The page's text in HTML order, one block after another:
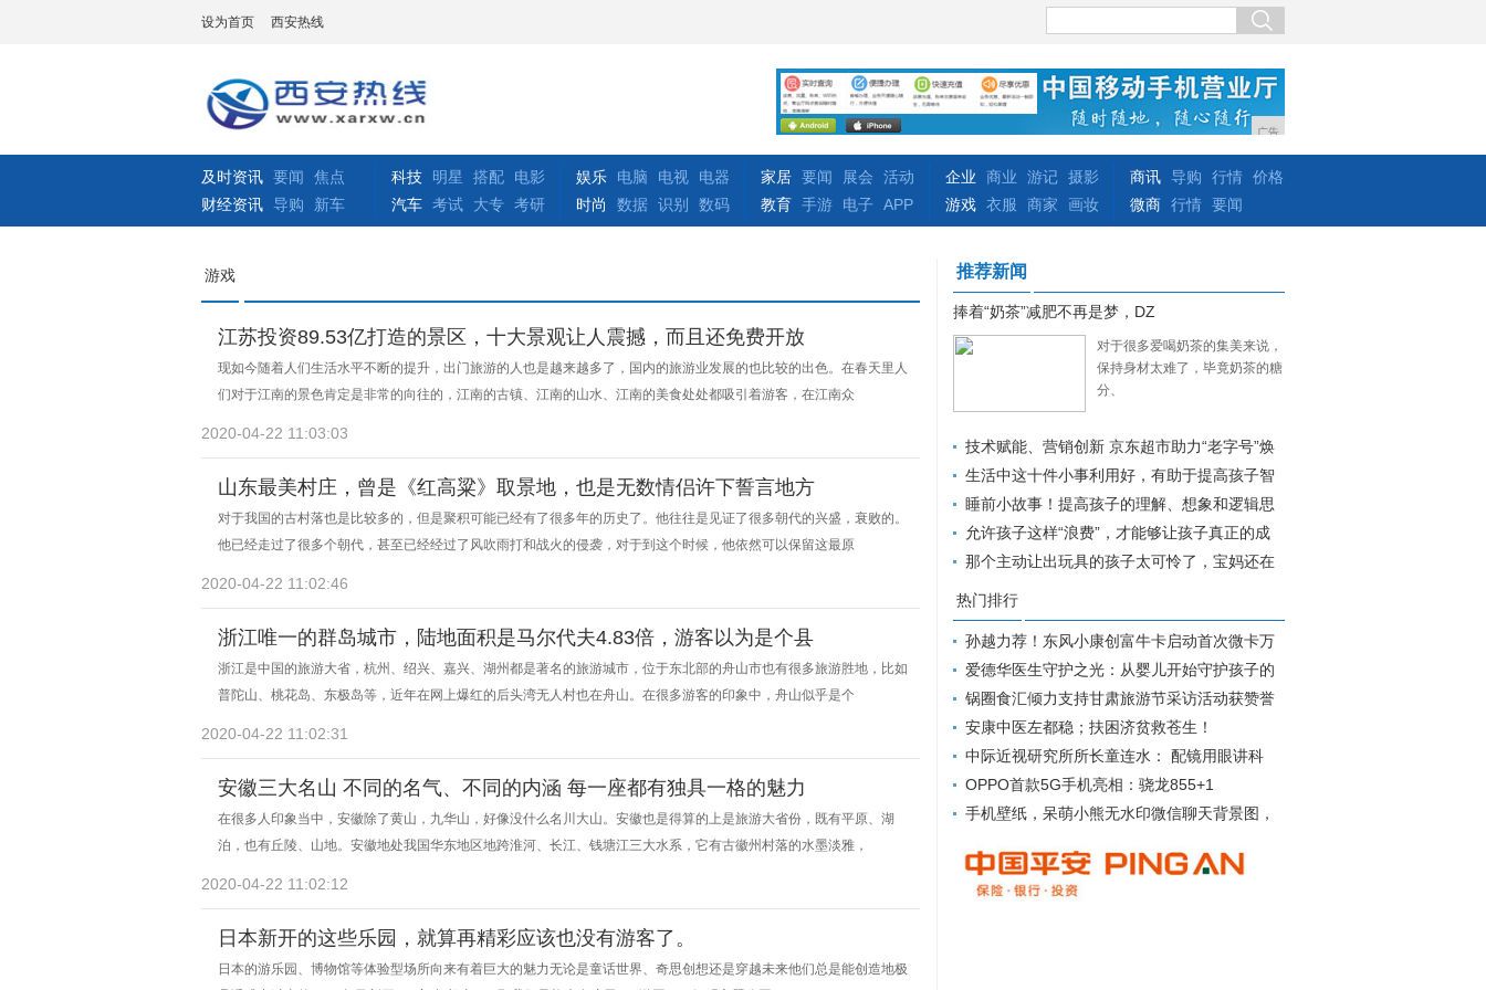
设为首页 西安热线
广告
及时资讯 要闻
焦点
财经资讯 导购 新车
科技 明星 搭配
电影
汽车 考试 大专 考研
娱乐 电脑 电视
电器
时尚
数据 识别 数码
家居 要闻 展会
活动
教育 手游 电子 APP
企业 商业 游记 摄影
游戏 衣服 商家 画妆
商讯 导购 行情 价格
微商 行情 要闻
游戏
江苏投资89.53亿打造的景区，十大景观让人震撼，而且还免费开放
现如今随着人们生活水平不断的提升，出门旅游的人也是越来越多了，国内的旅游业发展的也比较的出色。在春天里人
们对于江南的景色肯定是非常的向往的，江南的古镇、江南的山水、江南的美食处处都吸引着游客，在江南众
2020-04-22 11:03:03
山东最美村庄，曾是《红高粱》取景地，也是无数情侣许下誓言地方
对于我国的古村落也是比较多的，但是聚积可能已经有了很多年的历史了。他往往是见证了很多朝代的兴盛，衰败的。
他已经走过了很多个朝代，甚至已经经过了风吹雨打和战火的侵袭，对于到这个时候，他依然可以保留这最原
2020-04-22 11:02:46
浙江唯一的群岛城市，陆地面积是马尔代夫4.83倍，游客以为是个县
浙江是中国的旅游大省，杭州、绍兴、嘉兴、湖州都是著名的旅游城市，位于东北部的舟山市也有很多旅游胜地，比如
普陀山、桃花岛、东极岛等，近年在网上爆红的后头湾无人村也在舟山。在很多游客的印象中，舟山似乎是个
2020-04-22 11:02:31
安徽三大名山 不同的名气、不同的内涵 每一座都有独具一格的魅力
在很多人印象当中，安徽除了黄山，九华山，好像没什么名川大山。安徽也是得算的上是旅游大省份，既有平原、湖
泊，也有丘陵、山地。安徽地处我国华东地区地跨淮河、长江、钱塘江三大水系，它有古徽州村落的水墨淡雅，
2020-04-22 11:02:12
日本新开的这些乐园，就算再精彩应该也没有游客了。
日本的游乐园、博物馆等体验型场所向来有着巨大的魅力无论是童话世界、奇思创想还是穿越未来他们总是能创造地极
推荐新闻
捧着“奶茶”减肥不再是梦，DZ
对于很多爱喝奶茶的集美来说，
保持身材太难了，毕竟奶茶的糖
分、
技术赋能、营销创新 京东超市助力“老字号”焕
发生活中这十件小事利用好，有助于提高孩子智
力水平
睡前小故事！提高孩子的理解、想象和逻辑思
维！龟
允许孩子这样“浪费”，才能够让孩子真正的成
长！
那个主动让出玩具的孩子太可怜了，宝妈还在
表扬，
热门排行
孙越力荐！东风小康创富牛卡启动首次微卡万
爱德华医生守护之光：从婴儿开始守护孩子的
锅圈食汇倾力支持甘肃旅游节采访活动获赞誉
安康中医左都稳；扶困济贫救苍生！
中际近视研究所所长童连水： 配镜用眼讲科
OPPO首款5G手机亮相：骁龙855+1
手机壁纸，呆萌小熊无水印微信聊天背景图，